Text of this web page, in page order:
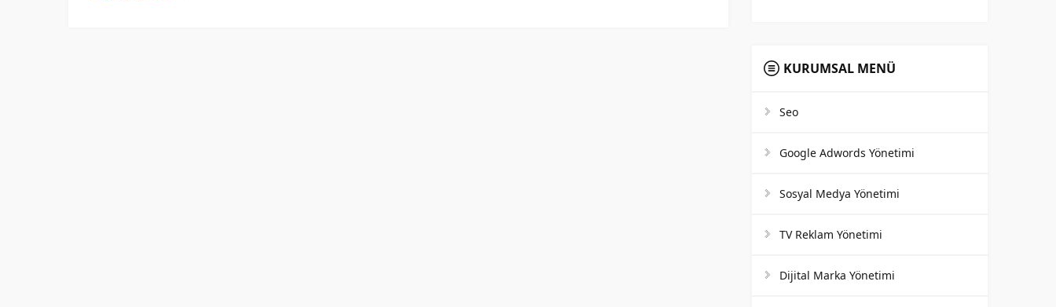
KURUMSAL MENÜ
Seo
Google Adwords Yönetimi
Sosyal Medya Yönetimi
TV Reklam Yönetimi
Dijital Marka Yönetimi